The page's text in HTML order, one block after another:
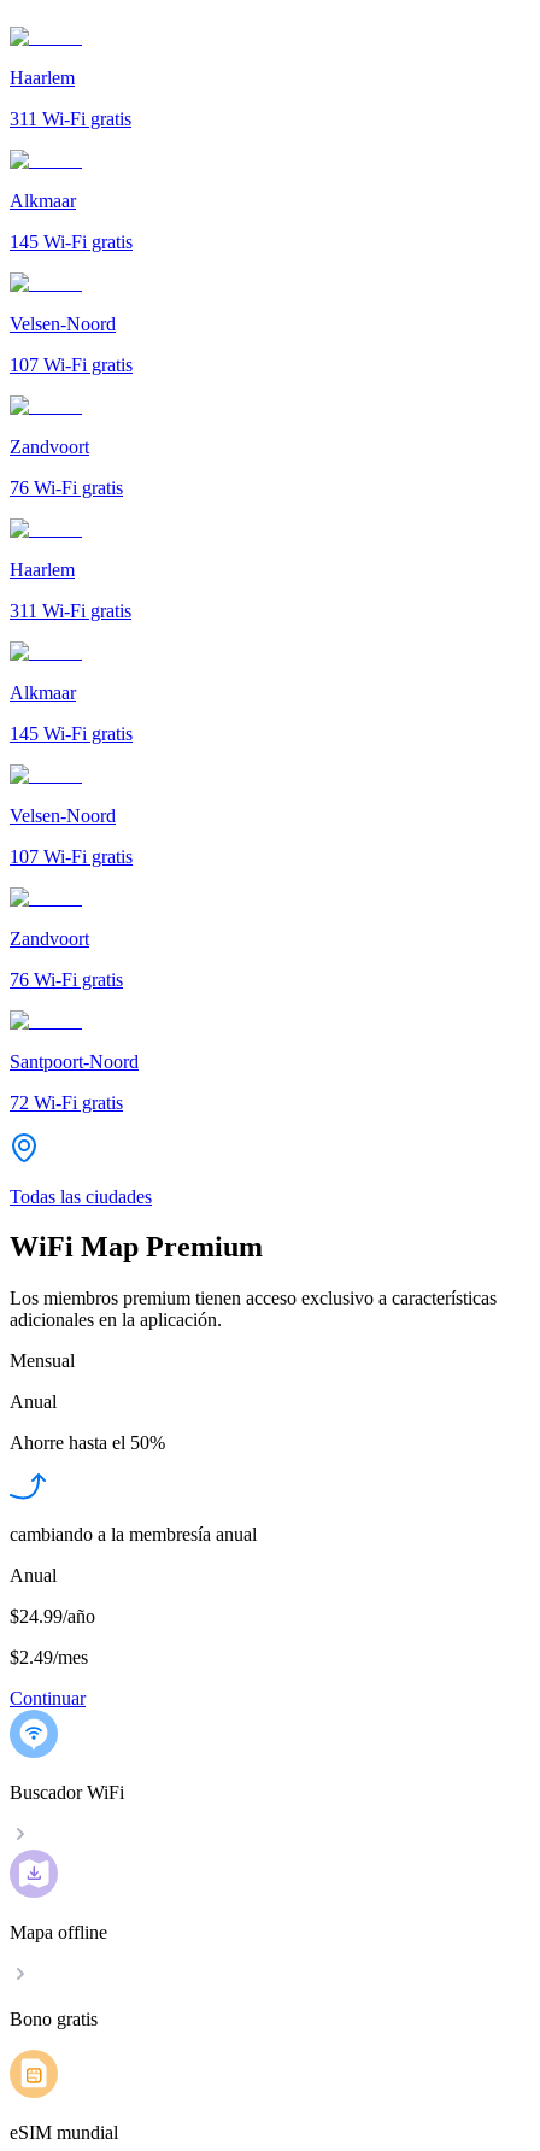
Haarlem
311 Wi-Fi gratis
Alkmaar
145 Wi-Fi gratis
Velsen-Noord
107 Wi-Fi gratis
Zandvoort
76 Wi-Fi gratis
Haarlem
311 Wi-Fi gratis
Alkmaar
145 Wi-Fi gratis
Velsen-Noord
107 Wi-Fi gratis
Zandvoort
76 Wi-Fi gratis
Santpoort-Noord
72 Wi-Fi gratis
Todas las ciudades
WiFi Map Premium
Los miembros premium tienen acceso exclusivo a características
adicionales en la aplicación.
Mensual
Anual
Ahorre hasta el 50%
cambiando a la membresía anual
Anual
$24.99/año
$2.49/mes
Continuar
Buscador WiFi
Mapa offline
Bono gratis
eSIM mundial